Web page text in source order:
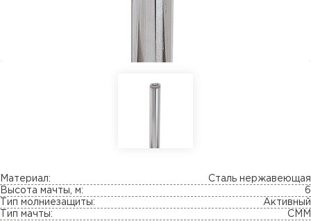
Материал:
Сталь нержавеющая
Высота мачты, м:
6
Тип молниезащиты:
Активный
Тип мачты:
СММ